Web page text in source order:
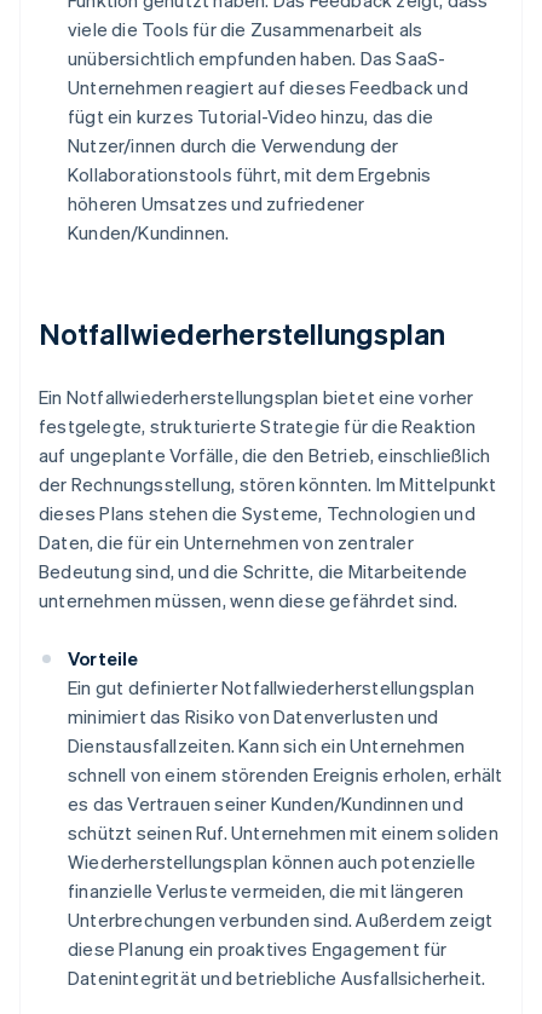
viele die Tools für die Zusammenarbeit als
unübersichtlich empfunden haben. Das SaaS-
Unternehmen reagiert auf dieses Feedback und
fügt ein kurzes Tutorial-Video hinzu, das die
Nutzer/innen durch die Verwendung der
Kollaborationstools führt, mit dem Ergebnis
höheren Umsatzes und zufriedener
Kunden/Kundinnen.
Notfallwiederherstellungsplan
Ein Notfallwiederherstellungsplan bietet eine vorher
festgelegte, strukturierte Strategie für die Reaktion
auf ungeplante Vorfälle, die den Betrieb, einschließlich
der Rechnungsstellung, stören könnten. Im Mittelpunkt
dieses Plans stehen die Systeme, Technologien und
Daten, die für ein Unternehmen von zentraler
Bedeutung sind, und die Schritte, die Mitarbeitende
unternehmen müssen, wenn diese gefährdet sind.
Vorteile
Ein gut definierter Notfallwiederherstellungsplan
minimiert das Risiko von Datenverlusten und
Dienstausfallzeiten. Kann sich ein Unternehmen
schnell von einem störenden Ereignis erholen, erhält
es das Vertrauen seiner Kunden/Kundinnen und
schützt seinen Ruf. Unternehmen mit einem soliden
Wiederherstellungsplan können auch potenzielle
finanzielle Verluste vermeiden, die mit längeren
Unterbrechungen verbunden sind. Außerdem zeigt
diese Planung ein proaktives Engagement für
Datenintegrität und betriebliche Ausfallsicherheit.